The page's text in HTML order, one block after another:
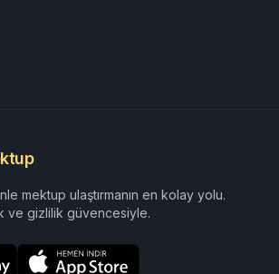
mektup ulaştırmanın en kolay yolu.
ve gizlilik güvencesiyle.